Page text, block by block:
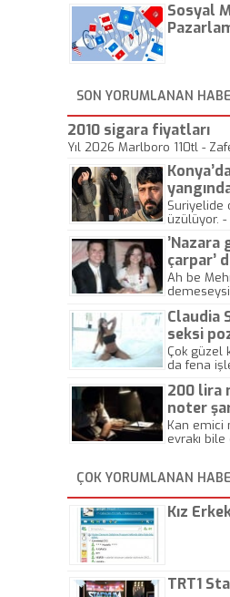
önemli
Sosyal
SON YORUMLANAN
2010 sigara fiyatları
Yıl 2026 Marlboro 110tl -
yitirdi
Suriyelide
üzülüyor.
çarpar’
Ah be
Claudia
seksi
Çok güzel
da fena
200 lira
noter
Kan emici
evrakı bile
Gezenti
ÇOK YORUMLANAN
Kız
TRT1